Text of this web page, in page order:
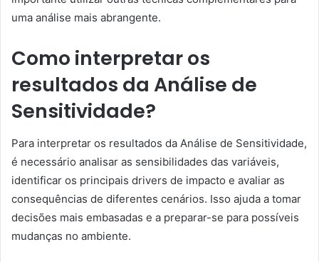
uma análise mais abrangente.
Como interpretar os
resultados da Análise de
Sensitividade?
Para interpretar os resultados da Análise de Sensitividade,
é necessário analisar as sensibilidades das variáveis,
identificar os principais drivers de impacto e avaliar as
consequências de diferentes cenários. Isso ajuda a tomar
decisões mais embasadas e a preparar-se para possíveis
mudanças no ambiente.